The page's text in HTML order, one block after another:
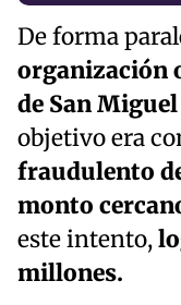
De forma
organización
de San
objetivo era
fraudulento
monto
este intento,
millones.